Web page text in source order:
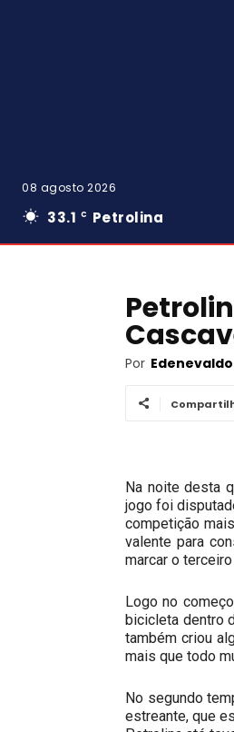
08 agosto 2026
33.1 C Petrolina
Por
Na noite desta
jogo foi
competição
valente para
marcar o
Logo no
bicicleta dentro
também criou
mais que todo
No segundo
estreante, que